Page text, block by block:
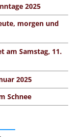
2025
morgen und
am Samstag, 11.
2025
Schnee